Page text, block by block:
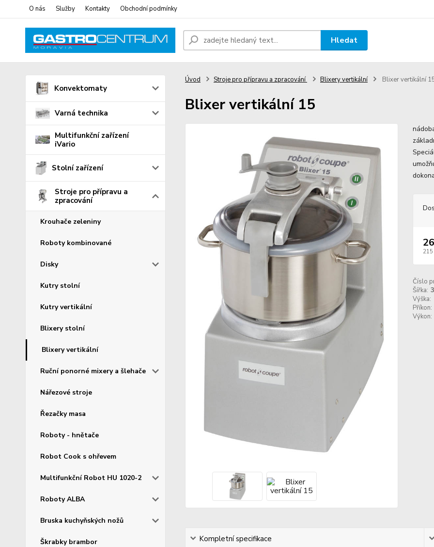
O nás Služby Kontakty Obchodní podmínky
Hledat
Konvektomaty
Varná technika
Multifunkční zařízení
iVario
Stolní zařízení
Stroje pro přípravu a
zpracování
Krouhače zeleniny
Roboty kombinované
Disky
Kutry stolní
Kutry vertikální
Blixery stolní
Blixery vertikální
Ruční ponorné mixery a šlehače
Nářezové stroje
Řezačky masa
Roboty - hnětače
Robot Cook s ohřevem
Multifunkční Robot HU 1020-2
Roboty ALBA
Bruska kuchyňských nožů
Škrabky brambor
Úvod Stroje pro přípravu a zpracování Blixery vertikální Blixer vertikální
Blixer vertikální 15
Číslo
Šířka:
Výška:
Příkon:
Výkon:
Kompletní specifikace